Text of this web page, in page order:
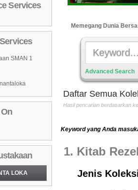
Services
SMAN 1
LOKA
Memegang Dunia
Advanced Search
Daftar Semua
Hasil pencarian berdasarkan
Keyword yang Anda
1. Kitab
Jenis